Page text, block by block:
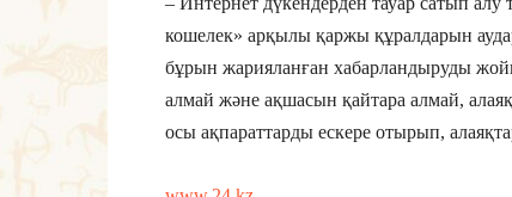
кошелек» арқылы қаржы құралдарын
бұрын жарияланған хабарландыруды
алмай және ақшасын қайтара алмай,
осы ақпараттарды ескере отырып,